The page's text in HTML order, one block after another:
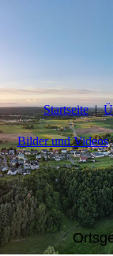
Startseite
Bilder und Videos